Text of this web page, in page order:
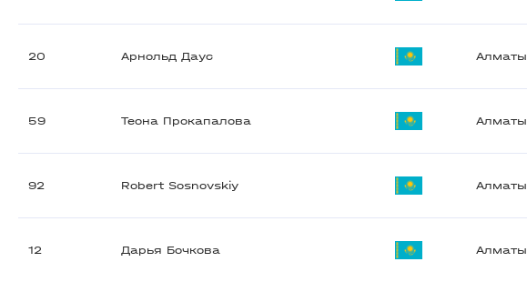
20 Арнольд Даус Алматы
59 Теона Прокапалова Алматы
92 Robert Sosnovskiy Алматы
12 Дарья Бочкова Алматы